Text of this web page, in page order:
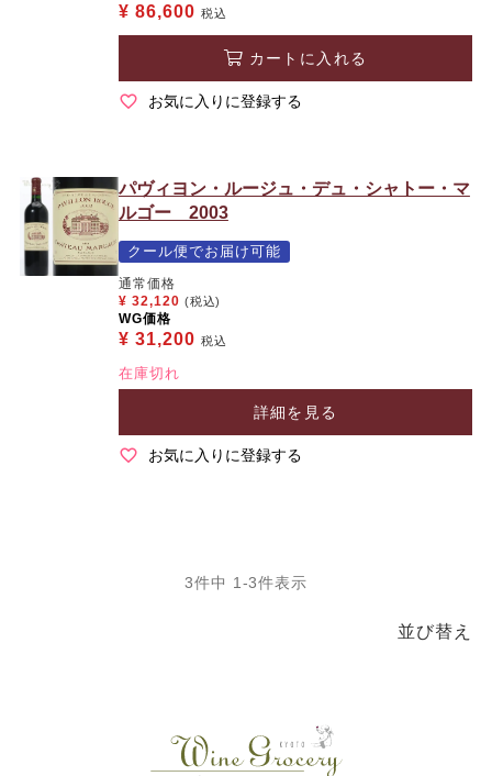
¥ 86,600 税込
カートに入れる
お気に入りに登録する
パヴィヨン・ルージュ・デュ・シャトー・マ
ルゴー 2003
クール便でお届け可能
通常価格
¥ 32,120 (税込)
WG価格
¥ 31,200 税込
在庫切れ
詳細を見る
お気に入りに登録する
並び替え
3件中 1 -3件表示